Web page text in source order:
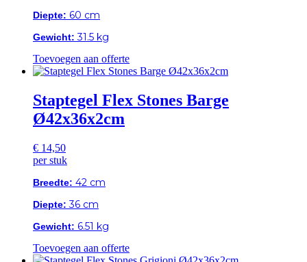
Diepte: 60 cm
Gewicht: 31.5 kg
Toevoegen aan offerte
Staptegel Flex Stones Barge
Ø42x36x2cm
€ 14,50
per stuk
Breedte: 42 cm
Diepte: 36 cm
Gewicht: 6.51 kg
Toevoegen aan offerte